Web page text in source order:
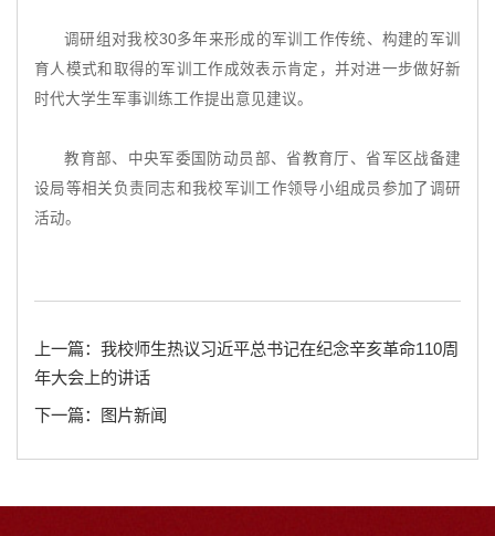
调研组对我校30多年来形成的军训工作传统、构建的军训
育人模式和取得的军训工作成效表示肯定，并对进一步做好新
时代大学生军事训练工作提出意见建议。
教育部、中央军委国防动员部、省教育厅、省军区战备建
设局等相关负责同志和我校军训工作领导小组成员参加了调研
活动。
上一篇：我校师生热议习近平总书记在纪念辛亥革命110周
年大会上的讲话
下一篇：图片新闻